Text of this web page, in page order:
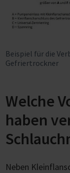
Beispiel für die
Gefriertrockner
Welche
haben
Neben